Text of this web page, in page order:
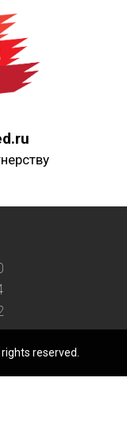
reserved.